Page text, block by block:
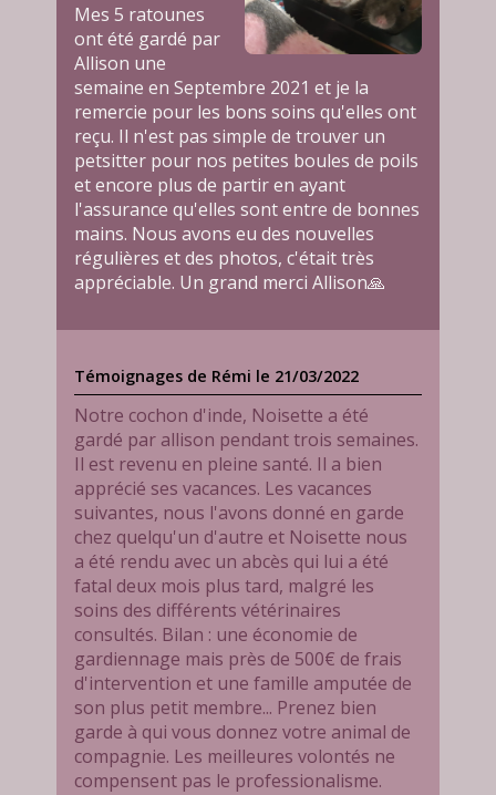
Mes 5 ratounes
ont été gardé par
Allison une
semaine en Septembre 2021 et je la
remercie pour les bons soins qu'elles ont
reçu. Il n'est pas simple de trouver un
petsitter pour nos petites boules de poils
et encore plus de partir en ayant
l'assurance qu'elles sont entre de bonnes
mains. Nous avons eu des nouvelles
régulières et des photos, c'était très
appréciable. Un grand merci Allison🙏
Témoignages de Rémi le 21/03/2022
Notre cochon d'inde, Noisette a été
gardé par allison pendant trois semaines.
Il est revenu en pleine santé. Il a bien
apprécié ses vacances. Les vacances
suivantes, nous l'avons donné en garde
chez quelqu'un d'autre et Noisette nous
a été rendu avec un abcès qui lui a été
fatal deux mois plus tard, malgré les
soins des différents vétérinaires
consultés. Bilan : une économie de
gardiennage mais près de 500€ de frais
d'intervention et une famille amputée de
son plus petit membre... Prenez bien
garde à qui vous donnez votre animal de
compagnie. Les meilleures volontés ne
compensent pas le professionalisme.